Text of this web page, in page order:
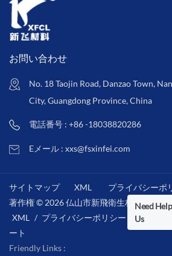
お問い合わせ
No. 18 Taojin Road, Danzao Town,
City, Guangdong Province, China
電話番号 : +86 -18038820286
Eメール : xxs@fsxinfei.com
サイトマップ XML
プライバシーポ
著作権 © 2026 仏山市新飛衛生材料株式会
XML / プライバシーポリシー /
ート
Friendly Links :
Need
Us